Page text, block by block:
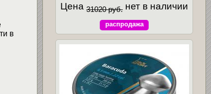
в
Цена31020 руб. нет в наличии
распродажа